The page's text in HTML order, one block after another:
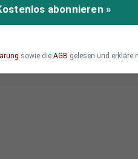
abonnieren »
sowie die AGB gelesen und erkläre